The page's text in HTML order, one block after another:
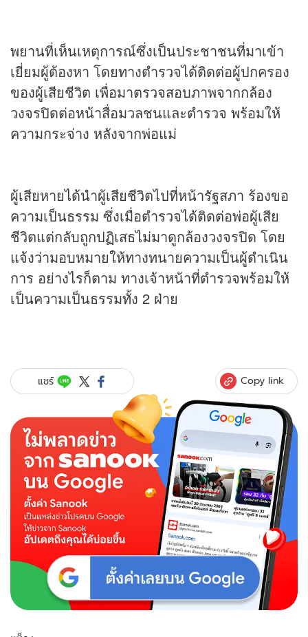
พยานที่เห็นเหตุการณ์ซึ่งเป็นประชาชนที่มาเข้า
เยี่ยมผู้ต้องหา โดยทางตำรวจได้ติดต่อผู้ปกครอง
ของผู้เสียชีวิต เพื่อมาตรวจสอบภาพจากกล้อง
วงจรปิดต่อหน้าสื่อมวลชนและตำรวจ พร้อมให้
ความกระจ่าง หลังจากพ่อแม่
ผู้เสียหายได้นำผู้เสียชีวิตไปที่หน้ารัฐสภา ร้องขอ
ความเป็นธรรม ซึ่งเมื่อตำรวจได้ติดต่อพ่อผู้เสีย
ชีวิตแต่กลับถูกปฏิเสธไม่มาดูกล้องวงจรปิด โดย
แจ้งว่ามอบหมายให้ทางทนายความเป็นผู้ดำเนิน
การ อย่างไรก็ตาม ทางเจ้าหน้าที่ตำรวจพร้อมให้
เป็นความเป็นธรรมทั้ง 2 ฝ่าย
แชร์ Copy link